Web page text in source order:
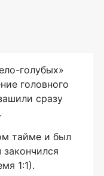
голубых»
головного
сразу
тайме и был
1:1).